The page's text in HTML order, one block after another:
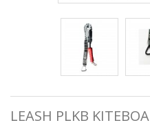
LEASH PLKB